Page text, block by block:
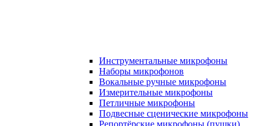
Инструментальные микрофоны
Наборы микрофонов
Вокальные ручные микрофоны
Измерительные микрофоны
Петличные микрофоны
Подвесные сценические микрофоны
Репортёрские микрофоны (пушки)